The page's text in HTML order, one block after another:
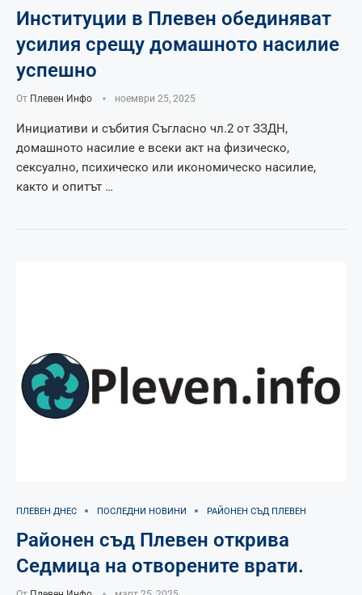
Институции в Плевен обединяват
усилия срещу домашното насилие
успешно
От Плевен Инфо ноември 25, 2025
Инициативи и събития Съгласно чл.2 от ЗЗДН,
домашното насилие е всеки акт на физическо,
сексуално, психическо или икономическо насилие,
както и опитът …
ПЛЕВЕН ДНЕС ПОСЛЕДНИ НОВИНИ РАЙОНЕН СЪД ПЛЕВЕН
Районен съд Плевен открива
Седмица на отворените врати.